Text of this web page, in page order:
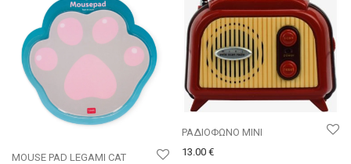
MOUSE PAD LEGAMI CAT
ΡΑΔΙΟΦΩΝΟ MINI
13.00 €